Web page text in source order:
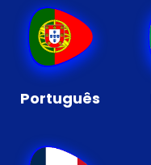
Português